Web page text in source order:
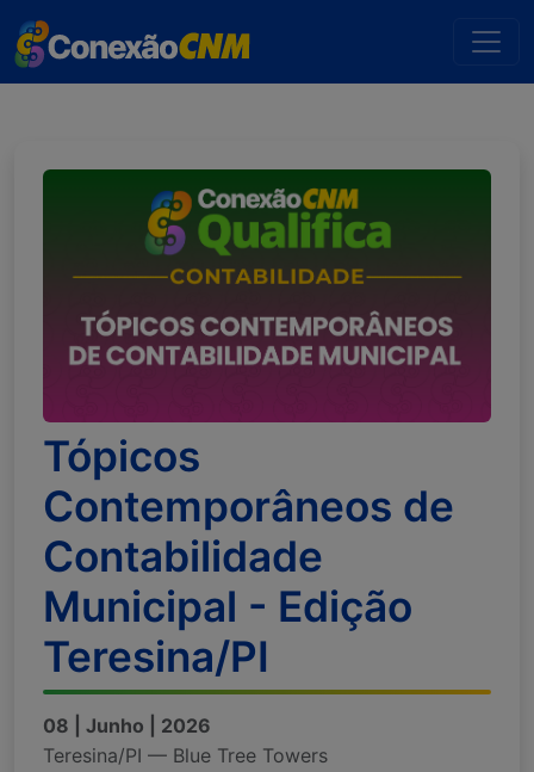
Tópicos
Contemporâneos de
Contabilidade
Municipal - Edição
Teresina/PI
08 | Junho | 2026
Teresina/PI — Blue Tree Towers